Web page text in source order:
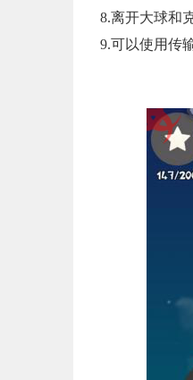
8.离开大球和
9.可以使用传